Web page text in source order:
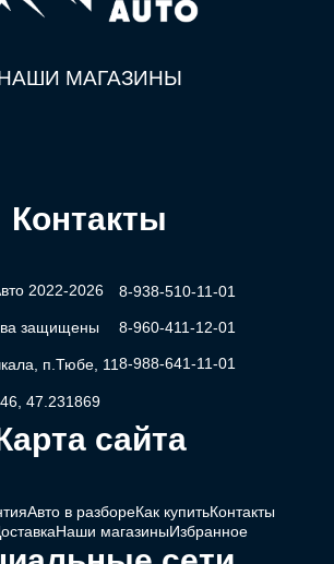
МАГАЗИНЫ
Контакты
2022-2026
защищены
п.Тюбе, 11
47.231869
8-938-510-11-01
8-960-411-12-01
8-988-641-11-01
сайта
Авто в разбореКак купитьКонтакты
Наши магазиныИзбранное